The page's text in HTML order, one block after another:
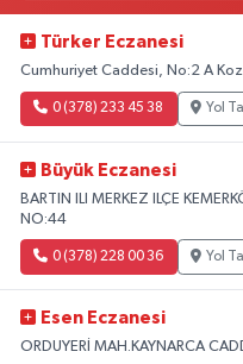
Türker Eczanesi
Cumhuriyet Caddesi, No:2 A
0 (378) 233 45 38 Yol
Büyük Eczanesi
BARTIN ILI MERKEZ ILÇE
NO:44
0 (378) 228 00 36 Yol
Esen Eczanesi
ORDUYERİ MAH.KAYNARCA